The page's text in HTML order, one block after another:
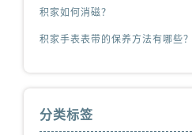
积家如何消磁？
积家手表表带的保养方法有哪些？
分类标签